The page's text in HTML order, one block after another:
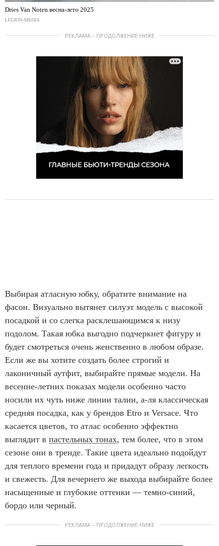
Dries Van Noten весна-лето 2025
LEGION-MEDIA
РЕКЛАМА – ПРОДОЛЖЕНИЕ НИЖЕ
Выбирая атласную юбку, обратите внимание на
фасон. Визуально вытянет силуэт модель с высокой
посадкой и со слегка расклешающимся к низу
подолом. Такая юбка выгодно подчеркнет фигуру и
будет смотреться очень женственно в любом образе.
Если же вы хотите создать более строгий и
лаконичный аутфит, выбирайте прямые модели. На
весенне-летних показах модели особенно часто
носили их чуть ниже линии талии, а-ля классическая
средняя посадка, как у брендов Etro и Versace. Что
касается цветов, то атлас особенно эффектно
выглядит в пастельных тонах, тем более, что в этом
сезоне они в тренде. Такие цвета идеально подойдут
для теплого времени года и придадут образу легкость
и свежесть. Для вечернего же выхода выбирайте более
насыщенные и глубокие оттенки — темно-синий,
бордо или черный.
РЕКЛАМА – ПРОДОЛЖЕНИЕ НИЖЕ